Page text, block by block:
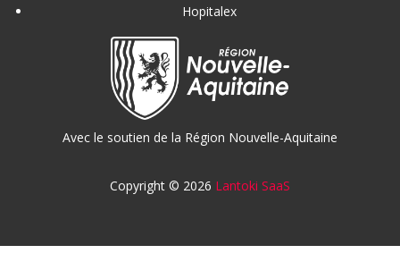
Hopitalex
Avec le soutien de la Région Nouvelle-Aquitaine
Copyright © 2026 Lantoki SaaS